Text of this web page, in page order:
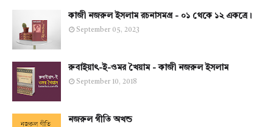
কাজী নজরুল ইসলাম রচনাসমগ্র - ০১ থেকে ১২ একত্রে।
September 05, 2023
রুবাইয়াৎ-ই-ওমর খৈয়াম - কাজী নজরুল ইসলাম
September 10, 2018
নজরুল গীতি অখন্ড